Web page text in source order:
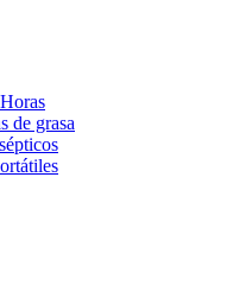
de grasa